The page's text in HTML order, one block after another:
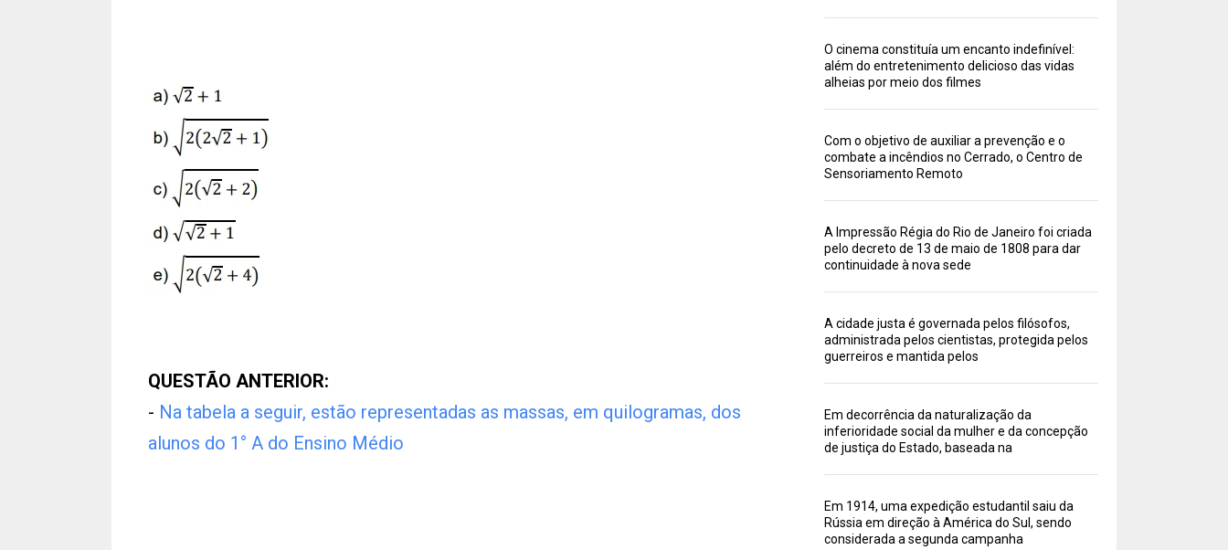
QUESTÃO ANTERIOR:
- Na tabela a seguir, estão representadas as massas, em quilogramas, dos
alunos do 1° A do Ensino Médio
O cinema constituía um encanto indefinível:
além do entretenimento delicioso das vidas
alheias por meio dos filmes
Com o objetivo de auxiliar a prevenção e o
combate a incêndios no Cerrado, o Centro de
Sensoriamento Remoto
A Impressão Régia do Rio de Janeiro foi criada
pelo decreto de 13 de maio de 1808 para dar
continuidade à nova sede
A cidade justa é governada pelos filósofos,
administrada pelos cientistas, protegida pelos
guerreiros e mantida pelos
Em decorrência da naturalização da
inferioridade social da mulher e da concepção
de justiça do Estado, baseada na
Em 1914, uma expedição estudantil saiu da
Rússia em direção à América do Sul, sendo
considerada a segunda campanha